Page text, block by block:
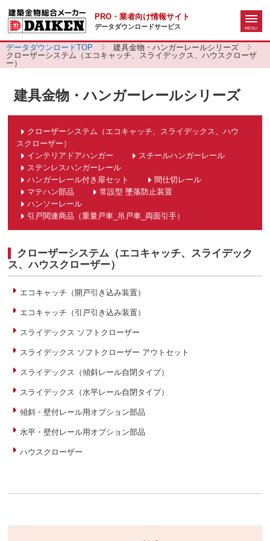
PRO・業者向け情報サイト
データダウンロードサービス
データダウンロードTOP
建具金物・ハンガーレールシリーズ
クローザーシステム（エコキャッチ、スライデックス、ハウスクローザ
ー）
建具金物・ハンガーレールシリーズ
クローザーシステム（エコキャッチ、スライデックス、ハウ
スクローザー）
インテリアドアハンガー
スチールハンガーレール
ステンレスハンガーレール
ハンガーレール付き扉セット
間仕切レール
マテハン部品
常設型 墜落防止装置
ハンソーレール
引戸関連商品（重量戸車_吊戸車_両面引手）
クローザーシステム（エコキャッチ、スライデック
ス、ハウスクローザー）
エコキャッチ（開戸引き込み装置）
エコキャッチ（引戸引き込み装置）
スライデックス ソフトクローザー
スライデックス ソフトクローザー アウトセット
スライデックス（傾斜レール自閉タイプ）
スライデックス（水平レール自閉タイプ）
傾斜・壁付レール用オプション部品
水平・壁付レール用オプション部品
ハウスクローザー